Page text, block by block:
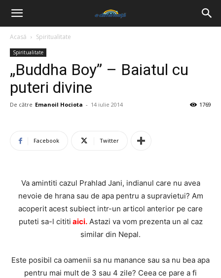
Acasă Spiritualitate
Spiritualitate
„Buddha Boy” – Baiatul cu
puteri divine
De către Emanoil Hociota - 14 iulie 2014 1769
Facebook Twitter
Va amintiti cazul Prahlad Jani, indianul care nu avea
nevoie de hrana sau de apa pentru a supravietui? Am
acoperit acest subiect intr-un articol anterior pe care
puteti sa-l cititi aici.Astazi va vom prezenta un al caz
similar din Nepal.
Este posibil ca oamenii sa nu manance sau sa nu bea apa
pentru mai mult de 3 sau 4 zile? Ceea ce pare a fi